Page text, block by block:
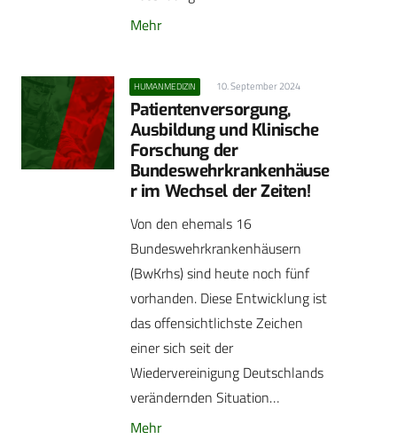
Mehr
HUMANMEDIZIN 10. September 2024
Patientenversorgung,
Ausbildung und Klinische
Forschung der
Bundeswehrkrankenhäuse
r im Wechsel der Zeiten!
Von den ehemals 16
Bundeswehrkrankenhäusern
(BwKrhs) sind heute noch fünf
vorhanden. Diese Entwicklung ist
das offensichtlichste Zeichen
einer sich seit der
Wiedervereinigung Deutschlands
verändernden Situation…
Mehr